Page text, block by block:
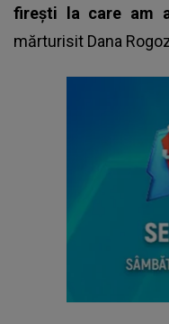
firești la care am
mărturisit Dana